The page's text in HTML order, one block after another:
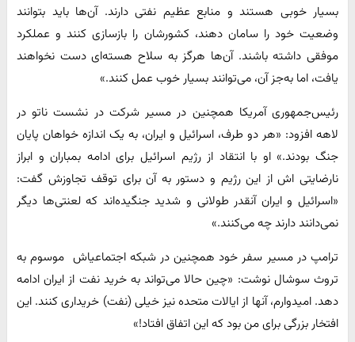
بسیار خوبی هستند و منابع عظیم نفتی دارند. آن‌ها باید بتوانند
وضعیت خود را سامان دهند، کشورشان را بازسازی کنند و عملکرد
موفقی داشته باشند. آن‌ها هرگز به سلاح هسته‌ای دست نخواهند
یافت، اما به‌جز آن، می‌توانند بسیار خوب عمل کنند.»
رئیس‌جمهوری آمریکا همچنین در مسیر شرکت در نشست ناتو در
لاهه افزود: «هر دو طرف، اسرائیل و ایران، به یک اندازه خواهان پایان
جنگ بودند.» او با انتقاد از رژیم اسرائیل برای ادامه بمباران و ابراز
نارضایتی اش از این رژیم و دستور به آن برای توقف تجاوزش گفت:
«اسرائیل و ایران آنقدر طولانی و شدید جنگیده‌اند که لعنتی‌ها دیگر
نمی‌دانند دارند چه می‌کنند.»
ترامپ در مسیر سفر خود همچنین در شبکه اجتماعیاش موسوم به
تروث سوشال نوشت: «چین حالا می‌تواند به خرید نفت از ایران ادامه
دهد. امیدوارم، آنها از ایالات متحده نیز خیلی (نفت) خریداری کنند. این
افتخار بزرگی برای من بود که این اتفاق افتاد!»